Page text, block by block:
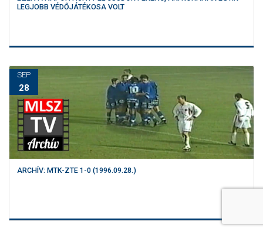
LEGJOBB VÉDŐJÁTÉKOSA VOLT
SEP
28
ARCHÍV: MTK-ZTE 1-0 (1996.09.28.)